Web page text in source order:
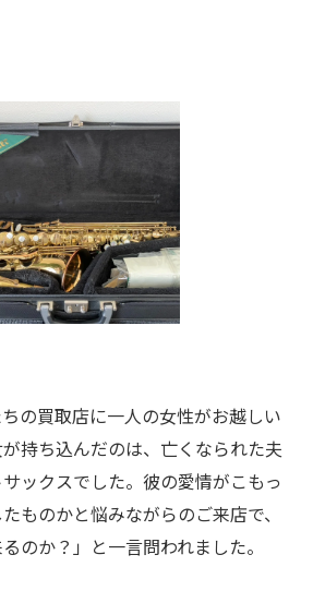
の買取店に一人の女性がお越しい
持ち込んだのは、亡くなられた夫
ックスでした。彼の愛情がこもっ
ものかと悩みながらのご来店で、
のか？」と一言問われました。